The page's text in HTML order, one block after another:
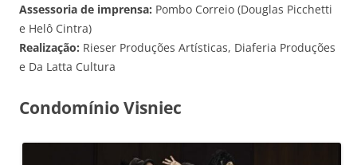
Assessoria de imprensa: Pombo Correio (Douglas Picchetti
e Helô Cintra)
Realização: Rieser Produções Artísticas, Diaferia Produções
e Da Latta Cultura
Condomínio Visniec